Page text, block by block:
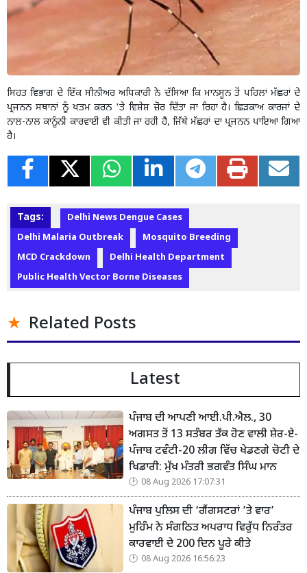
ਸਿਹਤ ਵਿਭਾਗ ਦੇ ਇੱਕ ਸੀਨੀਅਰ ਅਧਿਕਾਰੀ ਨੇ ਦੱਸਿਆ ਕਿ ਮਾਨਸੂਨ ਤੋਂ ਪਹਿਲਾਂ ਮੱਛਰਾਂ ਦੇ
ਪ੍ਰਜਨਨ ਸਥਾਨਾਂ ਨੂੰ ਖਤਮ ਕਰਨ 'ਤੇ ਵਿਸ਼ੇਸ਼ ਜ਼ੋਰ ਦਿੱਤਾ ਜਾ ਰਿਹਾ ਹੈ। ਛਿੜਕਾਅ ਕਾਰਜਾਂ ਦੇ
ਨਾਲ-ਨਾਲ ਕਾਨੂੰਨੀ ਕਾਰਵਾਈ ਵੀ ਕੀਤੀ ਜਾ ਰਹੀ ਹੈ, ਜਿੱਥੇ ਮੱਛਰਾਂ ਦਾ ਪ੍ਰਜਨਨ ਪਾਇਆ ਗਿਆ
ਹੈ।
Tags:
Delhi News Dengue Cases
Delhi Malaria Outbreak
Mosquito Breeding
MCD Crackdown
Delhi Health Department
Public Health Vector Borne Diseases
Related Posts
Latest
ਪੰਜਾਬ ਦੀ ਆਪਣੀ ਆਈ.ਪੀ.ਐਲ., 30
ਅਗਸਤ ਤੋਂ 13 ਸਤੰਬਰ ਤੱਕ ਹੋਣ ਵਾਲੀ ਸ਼ੇਰ-ਏ-
ਪੰਜਾਬ ਟਵੰਟੀ-20 ਲੀਗ ਵਿੱਚ ਖੇਡਣਗੇ ਚੋਟੀ ਦੇ
ਖਿਡਾਰੀ: ਮੁੱਖ ਮੰਤਰੀ ਭਗਵੰਤ ਸਿੰਘ ਮਾਨ
08 Aug 2026 17:07:31
ਪੰਜਾਬ ਪੁਲਿਸ ਦੀ ‘ਗੈਂਗਸਟਰਾਂ ’ਤੇ ਵਾਰ’
ਮੁਹਿੰਮ ਨੇ ਸੰਗਠਿਤ ਅਪਰਾਧ ਵਿਰੁੱਧ ਨਿਰੰਤਰ
ਕਾਰਵਾਈ ਦੇ 200 ਦਿਨ ਪੂਰੇ ਕੀਤੇ
08 Aug 2026 16:56:23